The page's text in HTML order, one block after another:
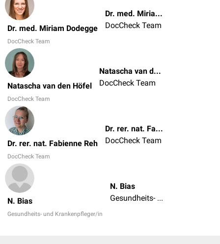
Dr. med. Miriam Dodegge
DocCheck Team
Dr. med. Miriam Dodegge
DocCheck Team
Natascha van den Höfel
DocCheck Team
Natascha van den Höfel
DocCheck Team
Dr. rer. nat. Fabienne Reh
DocCheck Team
Dr. rer. nat. Fabienne Reh
DocCheck Team
N. Bias
Gesundheits- und Krankenpfleger/in
N. Bias
Gesundheits- und Krankenpfleger/in